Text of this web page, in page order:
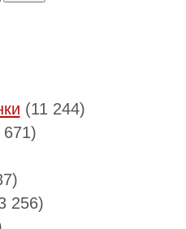
(11 244)
671)
256)